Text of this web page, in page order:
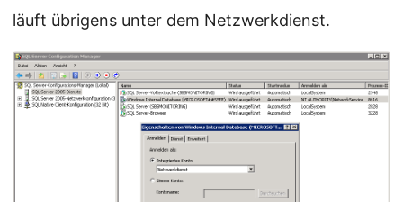
läuft übrigens unter dem Netzwerkdienst.